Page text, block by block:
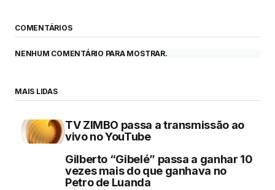
COMENTÁRIOS
NENHUM COMENTÁRIO PARA MOSTRAR.
MAIS LIDAS
TV ZIMBO passa a transmissão ao
vivo no YouTube
Gilberto “Gibelé” passa a ganhar 10
vezes mais do que ganhava no
Petro de Luanda